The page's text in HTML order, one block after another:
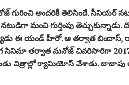
గురించి అందరికీ తెలిసిందే. సీనియర్
మంచి గుర్తింపు
ఈ యండ్ హీరో. ఆ తర్వాత బిందాస్,
తర్వాత మనోజ్ చివరిసారిగా
చిత్రాల్లో క్యామియోస్ చేశాడు. దాదాపు